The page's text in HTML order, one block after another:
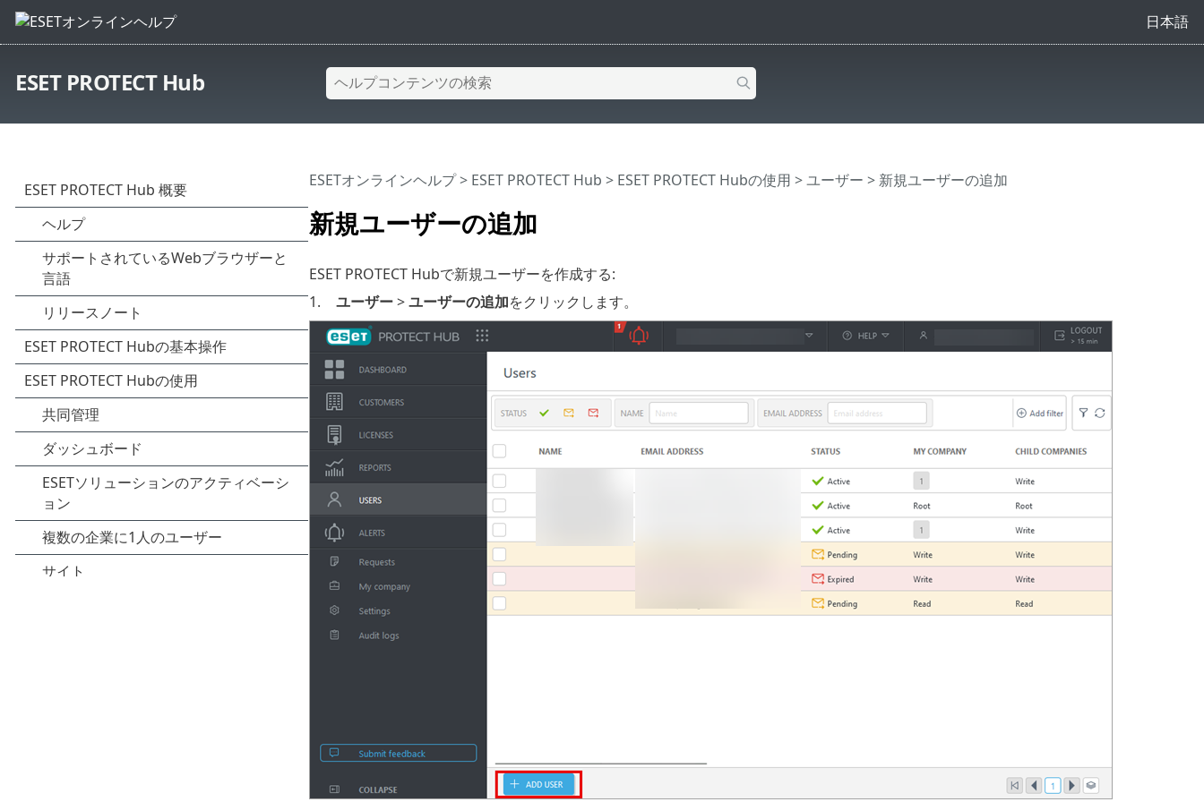
日本語
ESET PROTECT Hub
新規ユーザーの追加
ESETオンラインヘルプ> ESET PROTECT Hub > ESET PROTECT Hubの使用 >ユーザー > 新規ユーザーの追加
ESET PROTECT Hubで新規ユーザーを作成する:
1.
ユーザー>ユーザーの追加をクリックします。